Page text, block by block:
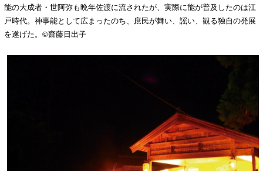
能の大成者・世阿弥も晩年佐渡に流されたが、実際に能が普及したのは江
戸時代。神事能として広まったのち、庶民が舞い、謡い、観る独自の発展
を遂げた。©齋藤日出子